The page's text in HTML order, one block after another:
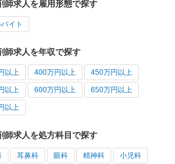
師求人を雇用形態で探す
イト
師求人を年収で探す
以上 400万円以上 450万円以上
以上 600万円以上 650万円以上
以上
師求人を処方科目で探す
耳鼻科 眼科 精神科 小児科